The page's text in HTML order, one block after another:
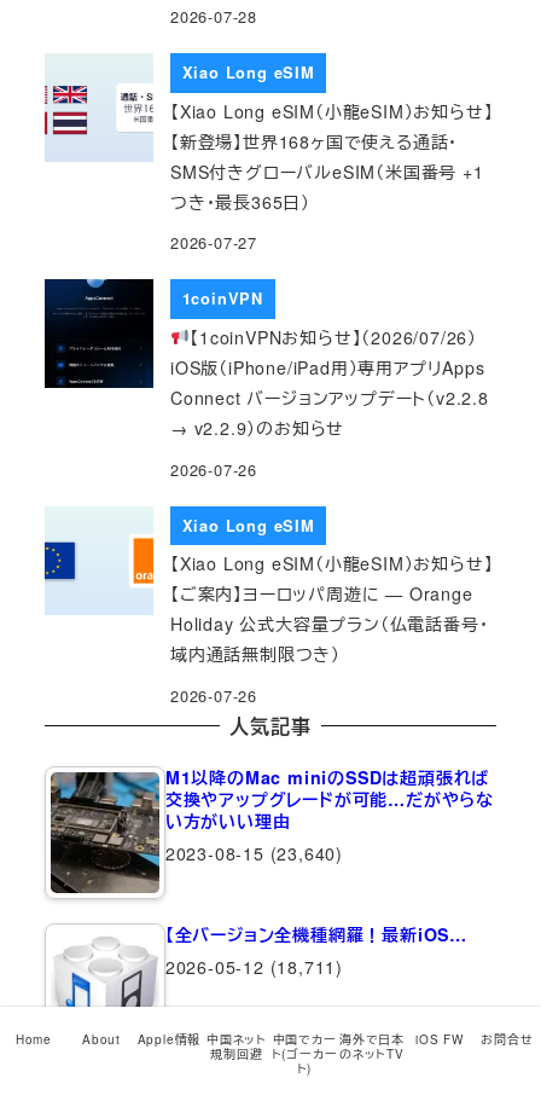
2026-07-28
Xiao Long eSIM
【Xiao Long eSIM（小龍eSIM）お知らせ】
【新登場】世界168ヶ国で使える通話・
SMS付きグローバルeSIM（米国番号 +1
つき・最長365日）
2026-07-27
1coinVPN
【1coinVPNお知らせ】（2026/07/26）
iOS版（iPhone/iPad用）専用アプリApps
Connect バージョンアップデート（v2.2.8
→ v2.2.9）のお知らせ
2026-07-26
Xiao Long eSIM
【Xiao Long eSIM（小龍eSIM）お知らせ】
【ご案内】ヨーロッパ周遊に — Orange
Holiday 公式大容量プラン（仏電話番号・
域内通話無制限つき）
2026-07-26
人気記事
M1以降のMac miniのSSDは超頑張れば
交換やアップグレードが可能…だがやらな
い方がいい理由
2023-08-15 (23,640)
【全バージョン全機種網羅！最新iOS…
2026-05-12 (18,711)
Home About Apple情報 中国ネット
規制回避
中国でカー
ト(ゴーカー
ト)
海外で日本
のネットTV
iOS FW お問合せ